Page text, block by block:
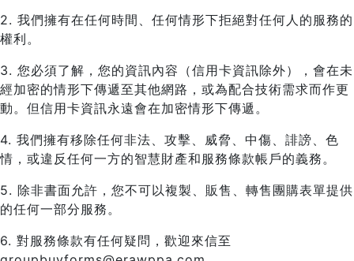
2. 我們擁有在任何時間、任何情形下拒絕對任何人的服務的
權利。
3. 您必須了解，您的資訊內容（信用卡資訊除外），會在未
經加密的情形下傳遞至其他網路，或為配合技術需求而作更
動。但信用卡資訊永遠會在加密情形下傳遞。
4. 我們擁有移除任何非法、攻擊、威脅、中傷、誹謗、色
情，或違反任何一方的智慧財產和服務條款帳戶的義務。
5. 除非書面允許，您不可以複製、販售、轉售團購表單提供
的任何一部分服務。
6. 對服務條款有任何疑問，歡迎來信至